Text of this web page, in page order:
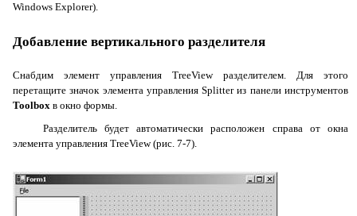
Windows Explorer).
Добавление вертикального разделителя
Снабдим элемент управления TreeViewразделителем. Для этого
перетащите значок элемента управленияSplitterиз панели инструментов
Toolbox в окно формы.
Разделитель будет автоматически расположен справа от окна
элемента управления TreeView(рис. 7-7).